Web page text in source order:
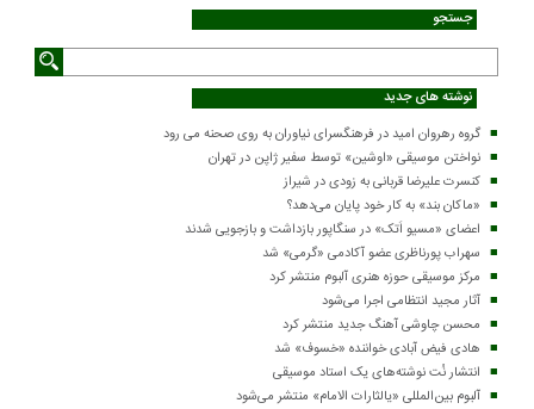
جستجو
نوشته های جدید
گروه رهروان امید در فرهنگسرای نیاوران به روی صحنه می رود
نواختن موسیقی «اوشین» توسط سفیر ژاپن در تهران
کنسرت علیرضا قربانی به زودی در شیراز
«ماکان بند» به کار خود پایان می‌دهد؟
اعضای «مسیو اَتک» در سنگاپور بازداشت و بازجویی شدند
سهراب پورناظری عضو آکادمی «گرمی» شد
مرکز موسیقی حوزه هنری آلبوم منتشر کرد
آثار مجید انتظامی اجرا می‌شود
محسن چاوشی آهنگ جدید منتشر کرد
هادی فیض آبادی خواننده «خسوف» شد
انتشار نُت نوشته‌های یک استاد موسیقی
آلبوم بین‌المللی «یالثارات الامام» منتشر می‌شود